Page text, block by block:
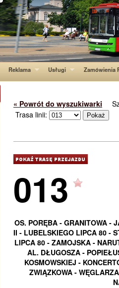
Reklama Usługi Zamówienia
« Powrót do wyszukiwarki
Trasa linii:
013
OS. PORĘBA - GRANITOWA -
II - LUBELSKIEGO LIPCA 80 -
LIPCA 80 - ZAMOJSKA -
AL. DŁUGOSZA -
KOSMOWSKIEJ -
ZWIĄZKOWA -